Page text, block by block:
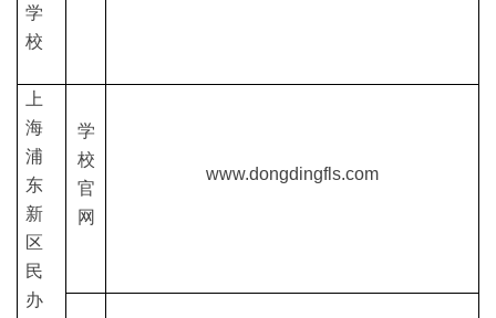
学
校
上
海
浦
东
新
区
民
办
学
校
官
网
www.dongdingfls.com